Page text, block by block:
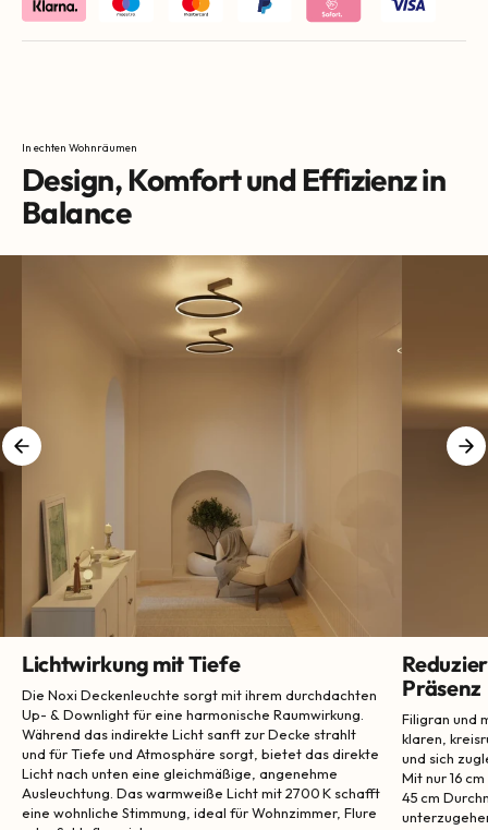
In echten Wohnräumen
Design, Komfort und Effizienz in
Balance
Lichtwirkung mit Tiefe
Die Noxi Deckenleuchte sorgt mit ihrem durchdachten
Up- & Downlight für eine harmonische Raumwirkung.
Während das indirekte Licht sanft zur Decke strahlt
und für Tiefe und Atmosphäre sorgt, bietet das direkte
Licht nach unten eine gleichmäßige, angenehme
Ausleuchtung. Das warmweiße Licht mit 2700 K schafft
eine wohnliche Stimmung, ideal für Wohnzimmer, Flure
Präsenz
Filigran und
klaren,
und sich
Mit nur 16
45 cm